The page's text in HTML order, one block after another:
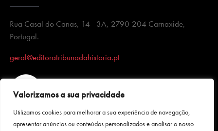
Valorizamos a sua privacidade
Utilizamos cookies para melhorar a sua experiência de navegação,
apresentar anúncios ou conteúdos personalizados e analisar o nosso
CONTACTOS
Rua Casal do Canas, 14 - 3A, 2790-204 Carnaxide,